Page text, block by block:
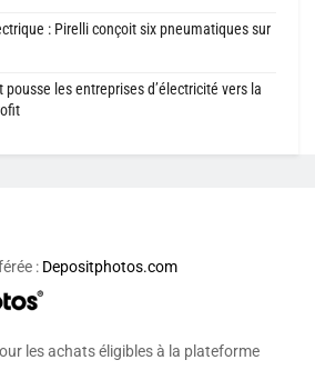
: Pirelli conçoit six pneumatiques sur
les entreprises d’électricité vers la
: Depositphotos.com
les achats éligibles à la plateforme